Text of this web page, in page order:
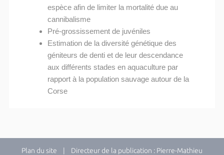
espèce afin de limiter la mortalité due au
cannibalisme
Pré-grossissement de juvéniles
Estimation de la diversité génétique des
géniteurs de denti et de leur descendance
aux différents stades en aquaculture par
rapport à la population sauvage autour de la
Corse
Plan du site | Directeur de la publication : Pierre-Mathieu